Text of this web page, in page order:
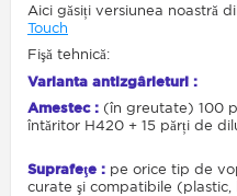
Aici găsiți versiunea noastră
Touch
Fişă tehnică:
Varianta antizgârieturi :
Amestec : (în greutate) 100
întăritor H420 + 15 părți de
Suprafeţe : pe orice tip de
curate şi compatibile (plastic,